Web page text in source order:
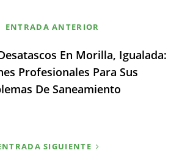
ENTRADA ANTERIOR
En Morilla, Igualada:
Profesionales Para Sus
De Saneamiento
SIGUIENTE